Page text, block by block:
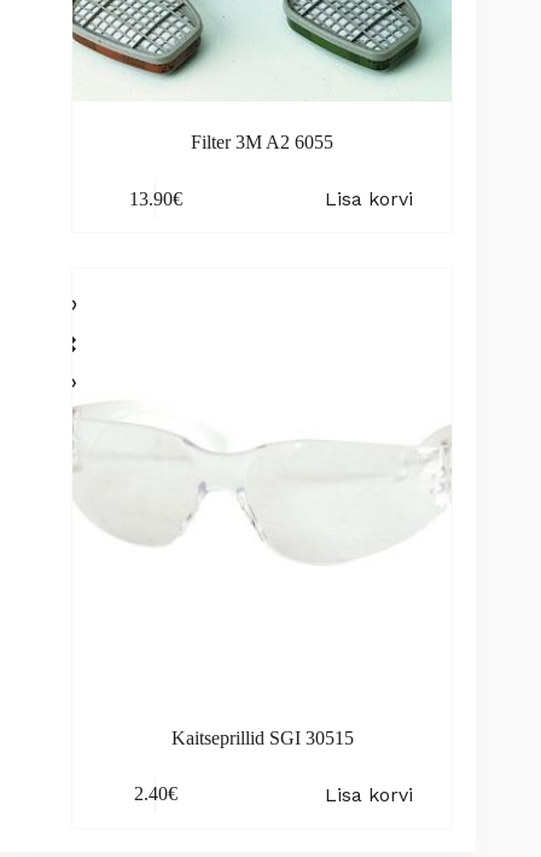
Filter 3M A2 6055
13.90€ Lisa korvi
Kaitseprillid SGI 30515
2.40€ Lisa korvi